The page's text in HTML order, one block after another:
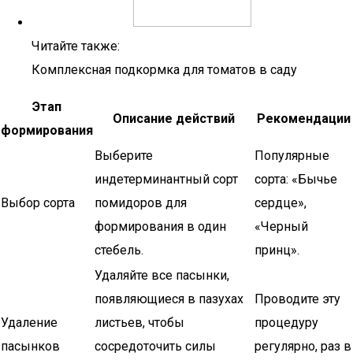
Читайте также:
Комплексная подкормка для томатов в саду
Этап
формирования
Описание действий Рекомендации
Выбор сорта
Выберите
индетерминантный сорт
помидоров для
формирования в один
стебель.
Популярные
сорта: «Бычье
сердце»,
«Черный
принц».
Удаление
пасынков
Удаляйте все пасынки,
появляющиеся в пазухах
листьев, чтобы
сосредоточить силы
Проводите эту
процедуру
регулярно, раз в